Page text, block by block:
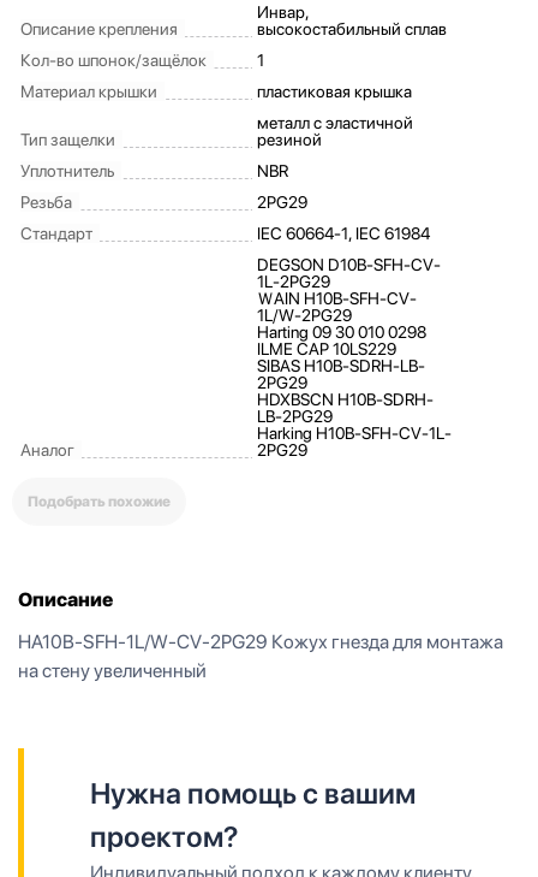
Описание крепления
Инвар,
высокостабильный сплав
Кол-во шпонок/защёлок
1
Материал крышки
пластиковая крышка
Тип защелки
металл с эластичной
резиной
Уплотнитель
NBR
Резьба
2PG29
Стандарт
IEC 60664-1, IEC 61984
Аналог
DEGSON D10B-SFH-CV-
1L-2PG29
ＷAIN H10B-SFH-CV-
1L/W-2PG29
Harting 09 30 010 0298
ILME CAP 10LS229
SIBAS H10B-SDRH-LB-
2PG29
HDXBSCN H10B-SDRH-
LB-2PG29
Harking H10B-SFH-CV-1L-
2PG29
Подобрать похожие
Описание
HA10B-SFH-1L/W-CV-2PG29 Кожух гнезда для монтажа
на стену увеличенный
Нужна помощь с вашим
проектом?